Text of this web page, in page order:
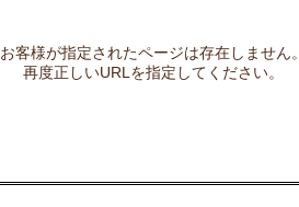
お客様が指定されたページは存在しません。
再度正しいURLを指定してください。